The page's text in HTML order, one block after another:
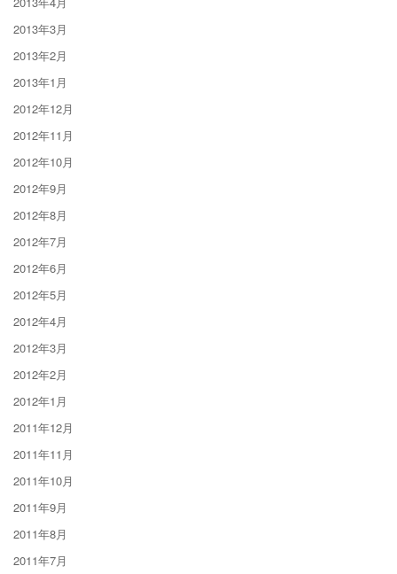
2013年3月
2013年2月
2013年1月
2012年12月
2012年11月
2012年10月
2012年9月
2012年8月
2012年7月
2012年6月
2012年5月
2012年4月
2012年3月
2012年2月
2012年1月
2011年12月
2011年11月
2011年10月
2011年9月
2011年8月
2011年7月